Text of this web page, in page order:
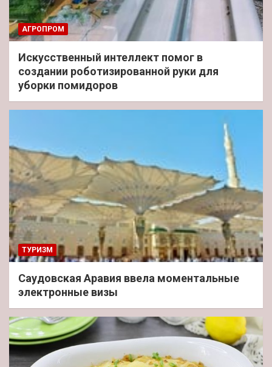
АГРОПРОМ
Искусственный интеллект помог в
создании роботизированной руки для
уборки помидоров
ТУРИЗМ
Саудовская Аравия ввела моментальные
электронные визы